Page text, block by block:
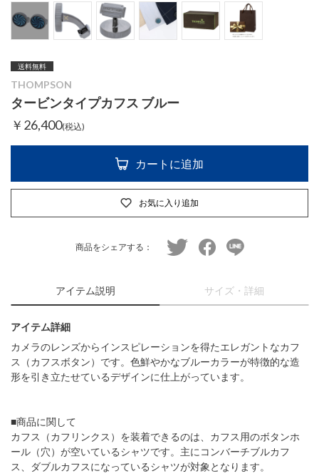
送料無料
THOMPSON
タービンタイプカフス ブルー
￥26,400(税込)
カートに追加
お気に入り追加
商品をシェアする： twitter facebookline
アイテム説明 サイズ・詳細
アイテム詳細
カメラのレンズからインスピレーションを得たエレガントなカフ
ス（カフスボタン）です。色鮮やかなブルーカラーが特徴的な造
形を引き立たせているデザインに仕上がっています。
■商品に関して
カフス（カフリンクス）を装着できるのは、カフス用のボタンホ
ール（穴）が空いているシャツです。主にコンバーチブルカフ
ス、ダブルカフスになっているシャツが対象となります。